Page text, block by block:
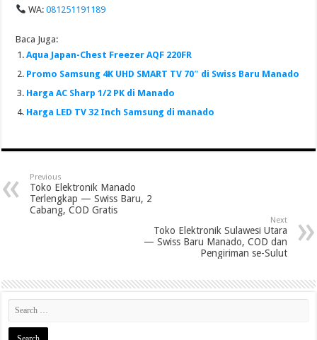
WA:081251191189
Baca Juga:
Aqua Japan-Chest Freezer AQF 220FR
Promo Samsung 4K UHD SMART TV 70″ di Swiss Baru Manado
Harga AC Sharp 1/2 PK di Manado
Harga LED TV 32 Inch Samsung di manado
Previous
Toko Elektronik Manado
Terlengkap — Swiss Baru, 2
Cabang, COD Gratis
Next
Toko Elektronik Sulawesi Utara
— Swiss Baru Manado, COD dan
Pengiriman se-Sulut